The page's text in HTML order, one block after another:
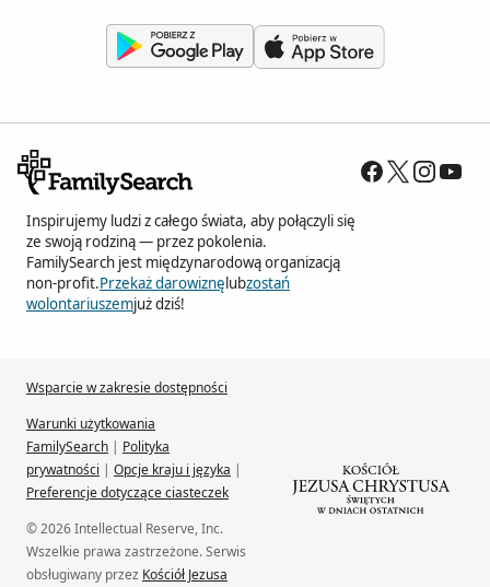
Inspirujemy ludzi z całego świata, aby połączyli się
ze swoją rodziną — przez pokolenia.
FamilySearch jest międzynarodową organizacją
non-profit.Przekaż darowiznęlubzostań
wolontariuszemjuż dziś!
Wsparcie w zakresie dostępności
Warunki użytkowania
FamilySearch | Polityka
prywatności | Opcje kraju i języka |
Preferencje dotyczące ciasteczek
© 2026 Intellectual Reserve, Inc.
Wszelkie prawa zastrzeżone. Serwis
obsługiwany przez Kościół Jezusa